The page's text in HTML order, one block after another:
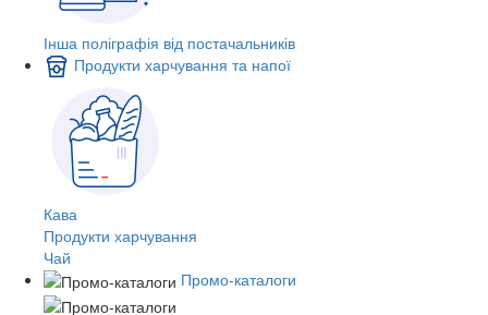
Інша поліграфія від постачальників
Продукти харчування та напої
Кава
Продукти харчування
Чай
Промо-каталоги